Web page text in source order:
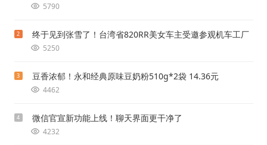
5790
2 终于见到张雪了！台湾省820RR美女车主受邀参观机车工厂
5250
3 豆香浓郁！永和经典原味豆奶粉510g*2袋 14.36元
4462
4 微信官宣新功能上线！聊天界面更干净了
4232